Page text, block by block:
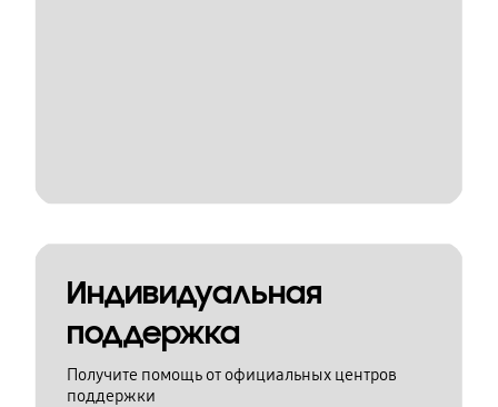
Индивидуальная
поддержка
Получите помощь от официальных центров
поддержки